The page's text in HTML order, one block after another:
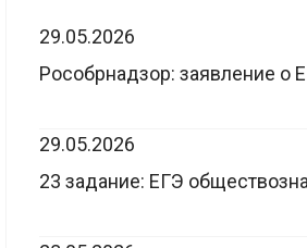
29.05.2026
Рособрнадзор: заявление о
29.05.2026
23 задание: ЕГЭ